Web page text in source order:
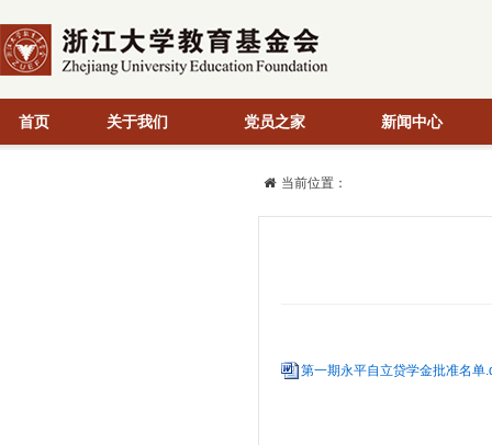
首页 关于我们 党员之家 新闻中心
当前位置：
第一期永平自立贷学金批准名单